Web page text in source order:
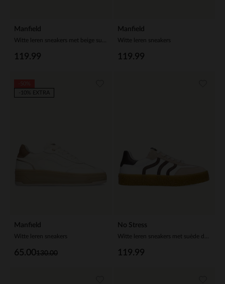
Manfield
119.99
Manfield
Witte leren sneakers
119.99
Manfield
Witte leren sneakers
130.00
65.00
-10% EXTRA
No Stress
119.99